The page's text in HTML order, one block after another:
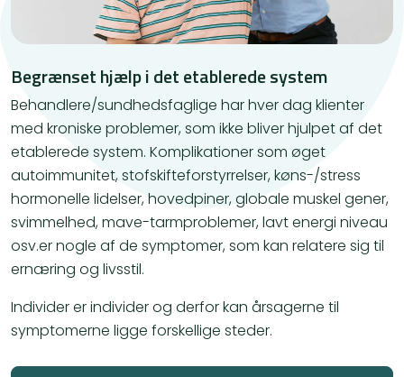
Begrænset hjælp i det etablerede system
Behandlere/sundhedsfaglige har hver dag klienter
med kroniske problemer, som ikke bliver hjulpet af det
etablerede system. Komplikationer som øget
autoimmunitet, stofskifteforstyrrelser, køns-/stress
hormonelle lidelser, hovedpiner, globale muskel gener,
svimmelhed, mave-tarmproblemer, lavt energi niveau
osv.er nogle af de symptomer, som kan relatere sig til
ernæring og livsstil.
​Individer er individer og derfor kan årsagerne til
symptomerne ligge forskellige steder.